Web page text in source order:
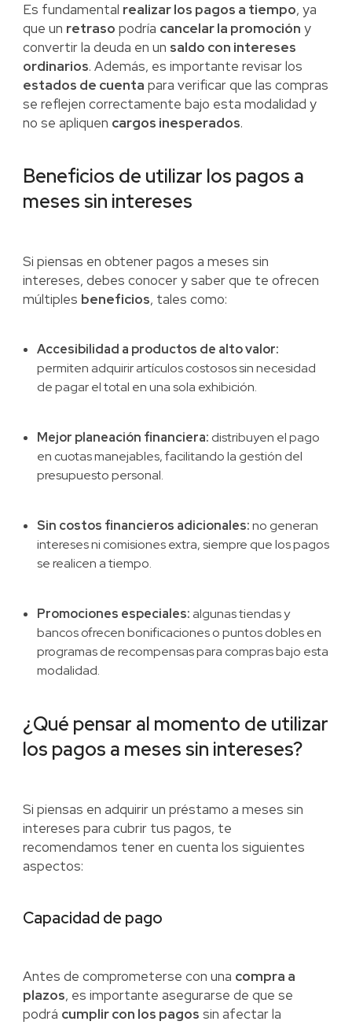
Es fundamental realizar los pagos a tiempo, ya
que un retraso podría cancelar la promoción y
convertir la deuda en un saldo con intereses
ordinarios. Además, es importante revisar los
estados de cuenta para verificar que las compras
se reflejen correctamente bajo esta modalidad y
no se apliquen cargos inesperados.
Beneficios de utilizar los pagos a
meses sin intereses
Si piensas en obtener pagos a meses sin
intereses, debes conocer y saber que te ofrecen
múltiples beneficios, tales como:
Accesibilidad a productos de alto valor:
permiten adquirir artículos costosos sin necesidad
de pagar el total en una sola exhibición.
Mejor planeación financiera: distribuyen el pago
en cuotas manejables, facilitando la gestión del
presupuesto personal.
Sin costos financieros adicionales:no generan
intereses ni comisiones extra, siempre que los pagos
se realicen a tiempo.
Promociones especiales: algunas tiendas y
bancos ofrecen bonificaciones o puntos dobles en
programas de recompensas para compras bajo esta
modalidad.
¿Qué pensar al momento de utilizar
los pagos a meses sin intereses?
Si piensas en adquirir un préstamo a meses sin
intereses para cubrir tus pagos, te
recomendamos tener en cuenta los siguientes
aspectos:
Capacidad de pago
Antes de comprometerse con una compra a
plazos, es importante asegurarse de que se
podrá cumplir con los pagos sin afectar la